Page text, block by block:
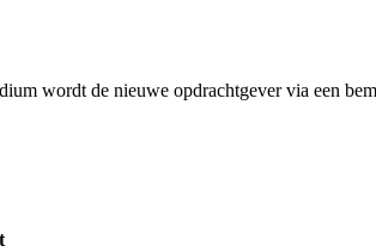
wordt de nieuwe opdrachtgever via een